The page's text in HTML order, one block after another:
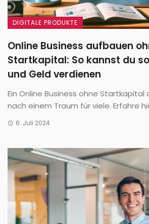
DIGITALE PRODUKTE
Online Business aufbauen
Startkapital: So kannst du
und Geld verdienen
Ein Online Business ohne Startkapital
nach einem Traum für viele. Erfahre
6. Juli 2024